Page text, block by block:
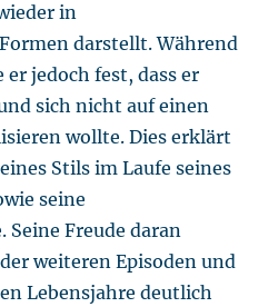
in
darstellt. Während
jedoch fest, dass er
sich nicht auf einen
wollte. Dies erklärt
Stils im Laufe seines
seine
Freude daran
weiteren Episoden und
Lebensjahre deutlich